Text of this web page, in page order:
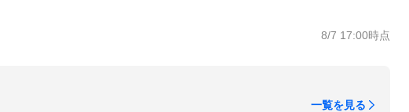
8/7 17:00時点
一覧を見る